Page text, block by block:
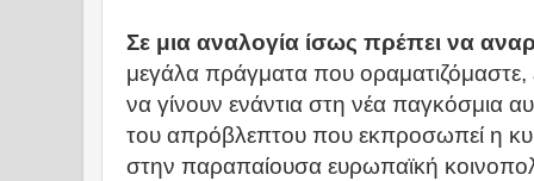
Σε μια αναλογία ίσως πρέπει να
μεγάλα πράγματα που οραματιζόμαστε,
να γίνουν ενάντια στη νέα παγκόσμια
του απρόβλεπτου που εκπροσωπεί η
στην παραπαίουσα ευρωπαϊκή